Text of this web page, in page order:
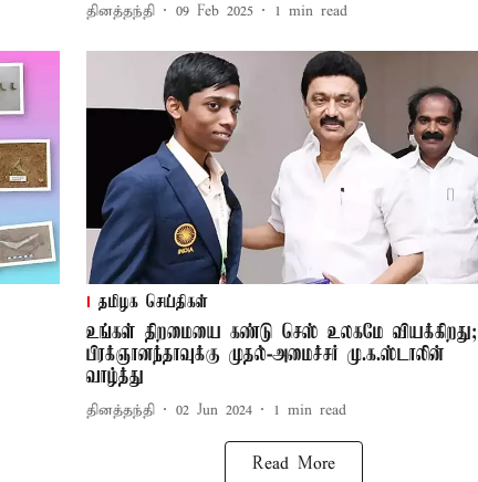
தினத்தந்தி 09 Feb 2025 1 min read
தமிழக செய்திகள்
உங்கள் திறமையை கண்டு செஸ் உலகமே வியக்கிறது;
பிரக்ஞானந்தாவுக்கு முதல்-அமைச்சர் மு.க.ஸ்டாலின்
வாழ்த்து
தினத்தந்தி 02 Jun 2024 1 min read
Read More